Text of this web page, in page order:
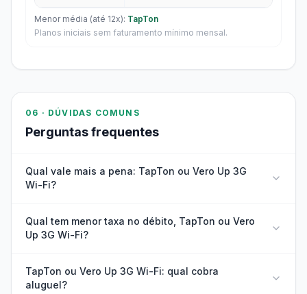
Menor média (até 12x): TapTon
Planos iniciais sem faturamento mínimo mensal.
06 · DÚVIDAS COMUNS
Perguntas frequentes
Qual vale mais a pena: TapTon ou Vero Up 3G
Wi-Fi?
Qual tem menor taxa no débito, TapTon ou Vero
Up 3G Wi-Fi?
TapTon ou Vero Up 3G Wi-Fi: qual cobra
aluguel?